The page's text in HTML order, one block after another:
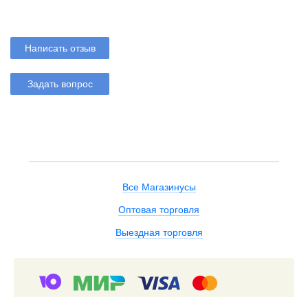
Написать отзыв
Задать вопрос
Все Магазинусы
Оптовая торговля
Выездная торговля